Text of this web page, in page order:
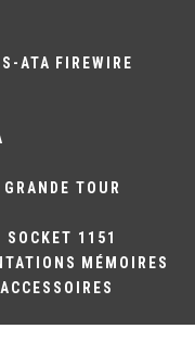
S-ATA FIREWIRE
GRANDE TOUR
SOCKET 1151
MÉMOIRES
ACCESSOIRES